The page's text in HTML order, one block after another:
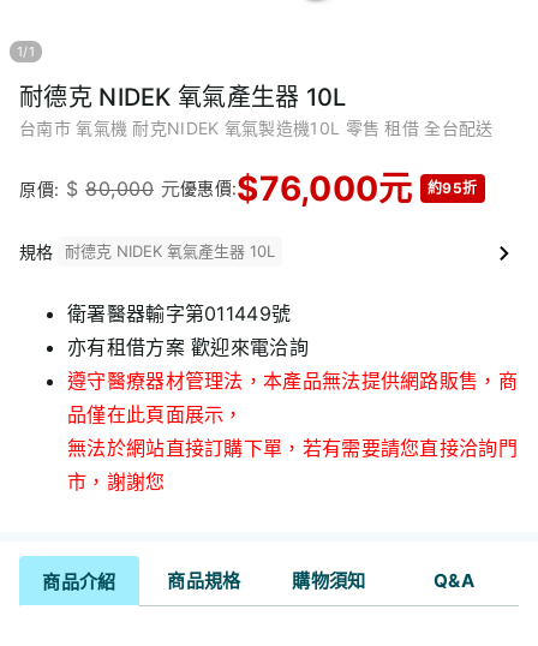
1/1
耐德克 NIDEK 氧氣產生器 10L
台南市 氧氣機 耐克NIDEK 氧氣製造機10L 零售 租借 全台配送
原價: $ 80,000 元優惠價:$76,000元 約95折
規格 耐德克 NIDEK 氧氣產生器 10L
衛署醫器輸字第011449號
亦有租借方案 歡迎來電洽詢
遵守醫療器材管理法，本產品無法提供網路販售，商
品僅在此頁面展示，
無法於網站直接訂購下單，若有需要請您直接洽詢門
市，謝謝您
商品介紹 商品規格 購物須知 Q&A